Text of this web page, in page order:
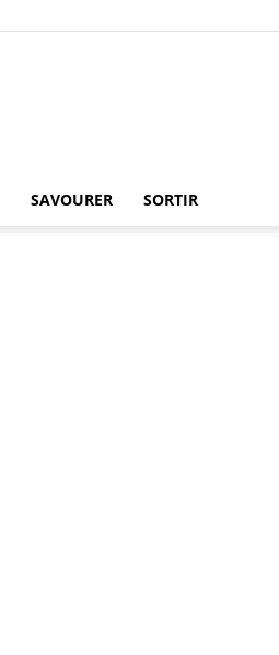
SAVOURER SORTIR